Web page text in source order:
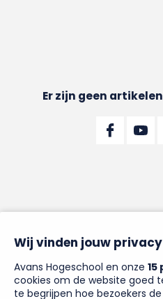
Er zijn geen
Wij vinden jouw
Avans Hogeschool en onze
cookies om de website goed
te begrijpen hoe bezoekers